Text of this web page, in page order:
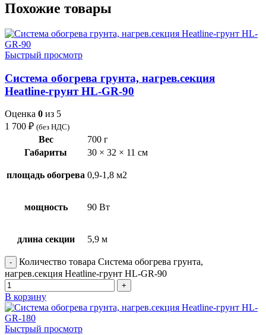
Похожие товары
Быстрый просмотр
Система обогрева грунта, нагрев.секция
Heatline-грунт HL-GR-90
Оценка 0 из 5
1 700 ₽ (без НДС)
Вес
700 г
Габариты
30 × 32 × 11 см
площадь обогрева 0,9-1,8 м2
мощность 90 Вт
длина секции 5,9 м
Количество товара Система обогрева грунта,
нагрев.секция Heatline-грунт HL-GR-90
В корзину
Быстрый просмотр